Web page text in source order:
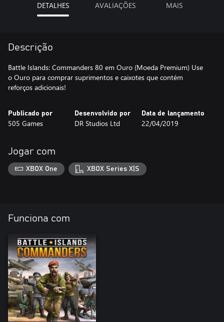
DETALHES AVALIAÇÕES MAIS
Descrição
Battle Islands: Commanders 80 em Ouro (Moeda Premium) Use
o Ouro para comprar suprimentos e caixotes que contém
reforços adicionais!
Publicado por
505 Games
Desenvolvido por
DR Studios Ltd
Data de lançamento
22/04/2019
Jogar com
XBOX One XBOX Series X|S
Funciona com